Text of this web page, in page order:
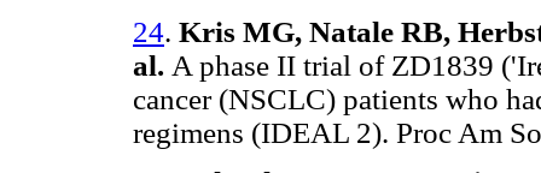
24. Kris MG, Natale RB,
al. A phase II trial of ZD1839
cancer (NSCLC) patients who
regimens (IDEAL 2). Proc Am